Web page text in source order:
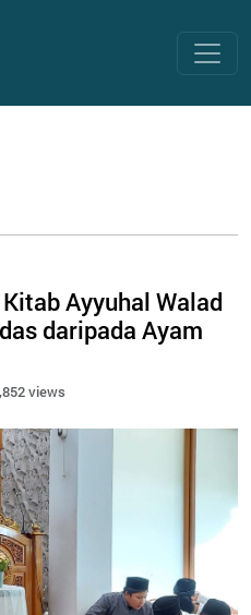
Ayyuhal Walad
daripada Ayam
views